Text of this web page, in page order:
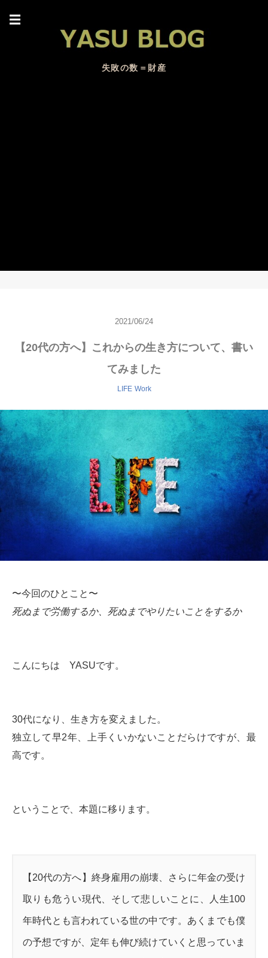
☰
失敗の数＝財産
2021/06/24
【20代の方へ】これからの生き方について、書い
てみました
LIFE Work
〜今回のひとこと〜
死ぬまで労働するか、死ぬまでやりたいことをするか
こんにちは YASUです。
30代になり、生き方を変えました。
独立して早2年、上手くいかないことだらけですが、最
高です。
ということで、本題に移ります。
【20代の方へ】終身雇用の崩壊、さらに年金の受け
取りも危うい現代、そして悲しいことに、人生100
年時代とも言われている世の中です。あくまでも僕
の予想ですが、定年も伸び続けていくと思っていま